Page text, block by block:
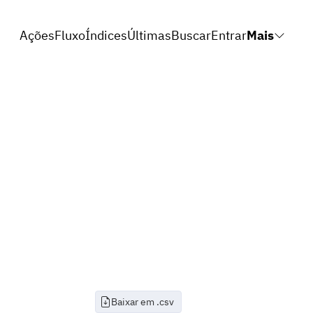
AçõesFluxoÍndicesÚltimasBuscarEntrarMais
Baixar em .csv